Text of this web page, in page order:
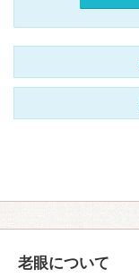
老眼について